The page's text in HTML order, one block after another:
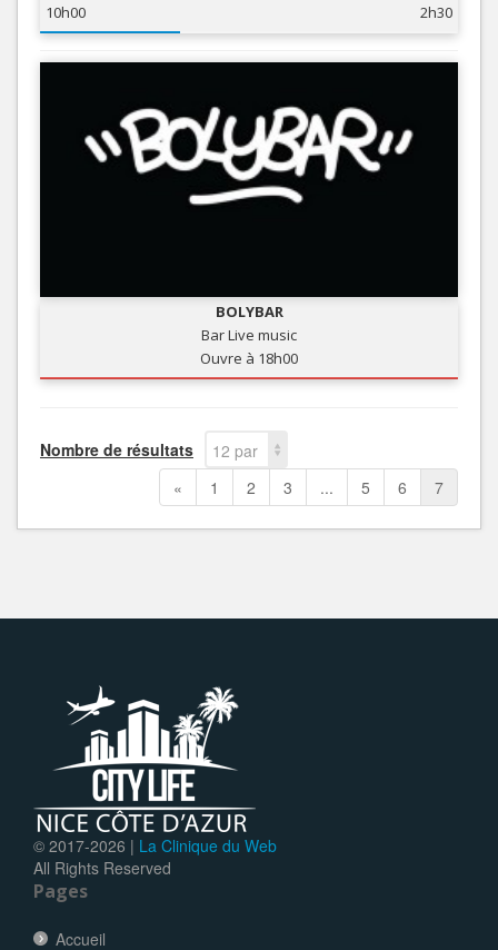
10h00
2h30
BOLYBAR
Bar Live music
Ouvre à 18h00
Nombre de résultats
12 par
page
« 1 2 3 ... 5 6 7
© 2017-2026 | La Clinique du Web
All Rights Reserved
Pages
Accueil